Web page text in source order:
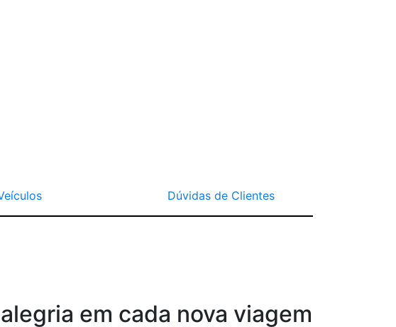
Dúvidas de Clientes
em cada nova viagem